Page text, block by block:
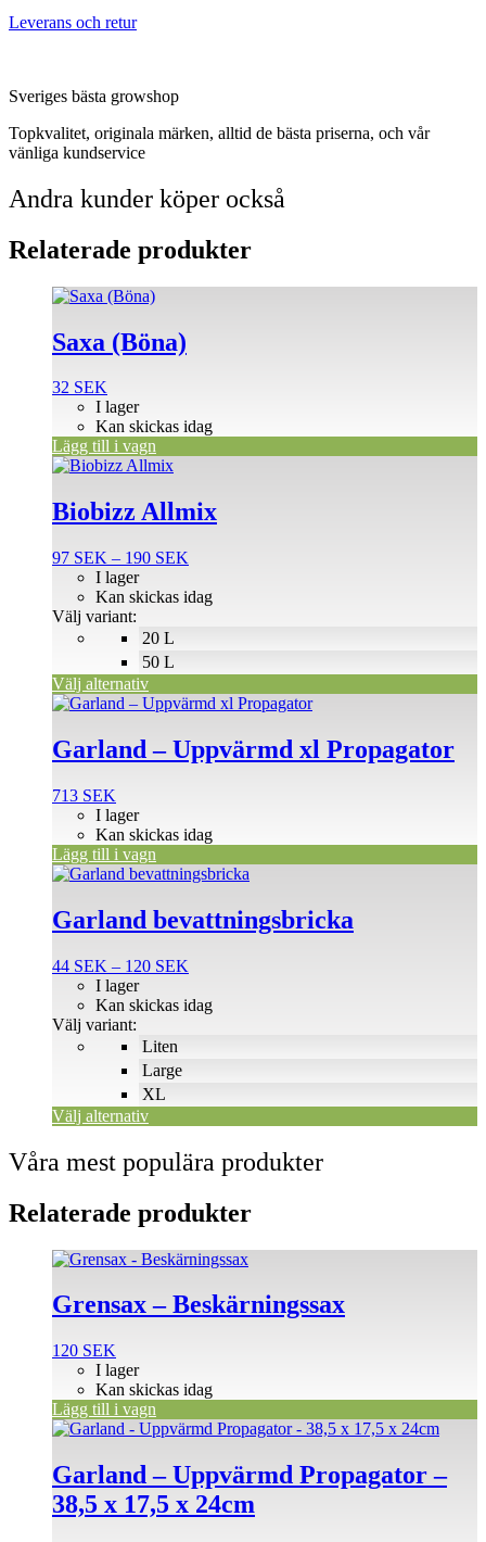
Leverans och retur
Sveriges bästa growshop
Topkvalitet, originala märken, alltid de bästa priserna, och vår
vänliga kundservice
Andra kunder köper också
Relaterade produkter
Saxa (Böna)
32 SEK
I lager
Kan skickas idag
Lägg till i vagn
Biobizz Allmix
97 SEK – 190 SEK
till
20 L
50 L
I lager
Kan skickas idag
Välj variant:
Välj alternativ
Den
produkten
har
varianter.
olika
alternativen
på
produktsidan
Garland – Uppvärmd xl Propagator
713 SEK
I lager
Kan skickas idag
Lägg till i vagn
Garland bevattningsbricka
44 SEK – 120 SEK
till
Liten
Large
XL
I lager
Kan skickas idag
Välj variant:
Välj alternativ
Den
produkten
har
varianter.
olika
alternativen
produktsidan
Våra mest populära produkter
Relaterade produkter
Grensax – Beskärningssax
120 SEK
I lager
Kan skickas idag
Lägg till i vagn
Garland – Uppvärmd Propagator –
38,5 x 17,5 x 24cm